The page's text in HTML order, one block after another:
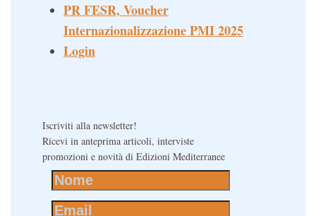
PR FESR, Voucher
Internazionalizzazione PMI 2025
Login
Iscriviti alla newsletter!
Ricevi in anteprima articoli, interviste
promozioni e novità di Edizioni Mediterranee